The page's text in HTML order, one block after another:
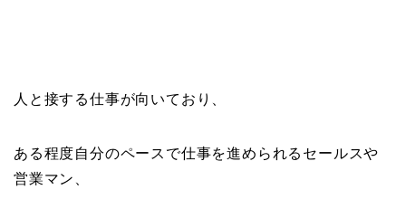
人と接する仕事が向いており、
ある程度自分のペースで仕事を進められるセールスや
営業マン、